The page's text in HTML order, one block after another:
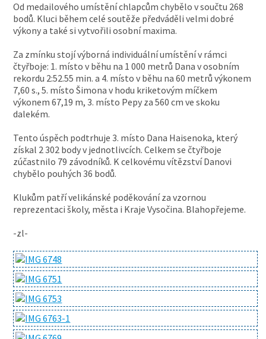
Od medailového umístění chlapcům chybělo v součtu 268
bodů. Kluci během celé soutěže předváděli velmi dobré
výkony a také si vytvořili osobní maxima.
Za zmínku stojí výborná individuální umístění v rámci
čtyřboje: 1. místo v běhu na 1 000 metrů Dana v osobním
rekordu 2:52.55 min. a 4. místo v běhu na 60 metrů výkonem
7,60 s., 5. místo Šimona v hodu kriketovým míčkem
výkonem 67,19 m, 3. místo Pepy za 560 cm ve skoku
dalekém.
Tento úspěch podtrhuje 3. místo Dana Haisenoka, který
získal 2 302 body v jednotlivcích. Celkem se čtyřboje
zúčastnilo 79 závodníků. K celkovému vítězství Danovi
chybělo pouhých 36 bodů.
Klukům patří velikánské poděkování za vzornou
reprezentaci školy, města i Kraje Vysočina. Blahopřejeme.
-zl-